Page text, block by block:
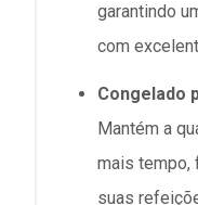
garantindo
com
Congelado
Mantém a
mais tempo,
suas